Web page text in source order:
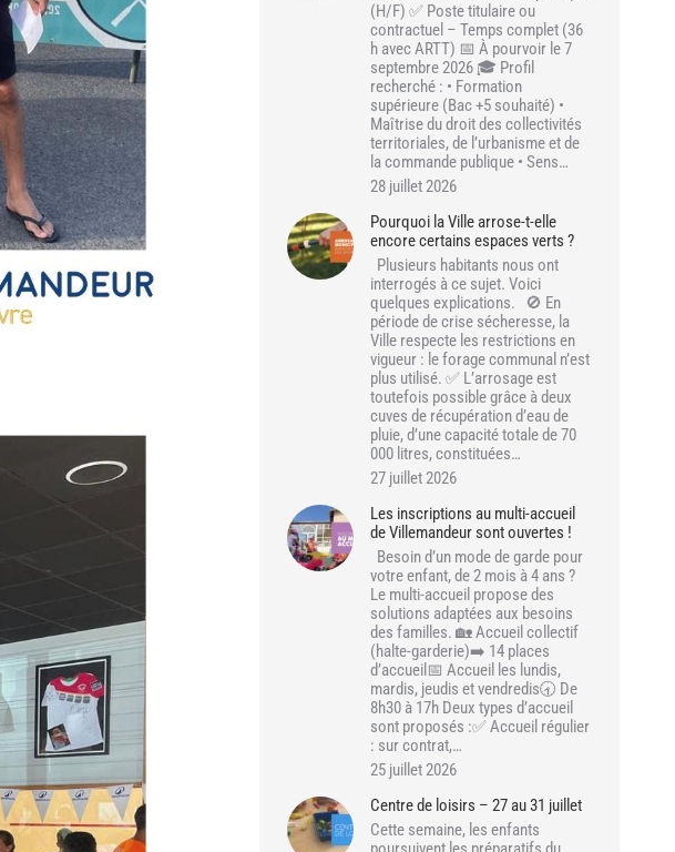
(H/F) ✅ Poste titulaire ou
contractuel – Temps complet (36
h avec ARTT) 📅 À pourvoir le 7
septembre 2026 🎓 Profil
recherché : • Formation
supérieure (Bac +5 souhaité) •
Maîtrise du droit des collectivités
territoriales, de l’urbanisme et de
la commande publique • Sens…
28 juillet 2026
Pourquoi la Ville arrose-t-elle
encore certains espaces verts ?
Plusieurs habitants nous ont
interrogés à ce sujet. Voici
quelques explications. 🚫 En
période de crise sécheresse, la
Ville respecte les restrictions en
vigueur : le forage communal n’est
plus utilisé. ✅ L’arrosage est
toutefois possible grâce à deux
cuves de récupération d’eau de
pluie, d’une capacité totale de 70
000 litres, constituées…
27 juillet 2026
Les inscriptions au multi-accueil
de Villemandeur sont ouvertes !
Besoin d’un mode de garde pour
votre enfant, de 2 mois à 4 ans ?
Le multi-accueil propose des
solutions adaptées aux besoins
des familles. 🏡 Accueil collectif
(halte-garderie)➡️ 14 places
d’accueil📅 Accueil les lundis,
mardis, jeudis et vendredis🕣 De
8h30 à 17h Deux types d’accueil
sont proposés :✅ Accueil régulier
: sur contrat,…
25 juillet 2026
Centre de loisirs – 27 au 31 juillet
Cette semaine, les enfants